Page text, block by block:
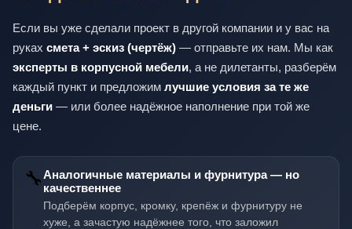
Если вы уже сделали проект в другой компании и у вас на
руках смета + эскиз (чертёж) — отправьте их нам. Мы как
эксперты в корпусной мебели, а не дилетанты, разберём
каждый пункт и предложим лучшие условия за те же
деньги — или более надёжное наполнение при той же
цене.
🔧Аналогичные материалы и фурнитура — но
качественнее
Подберём корпус, кромку, крепёж и фурнитуру не
хуже, а зачастую надёжнее того, что заложил